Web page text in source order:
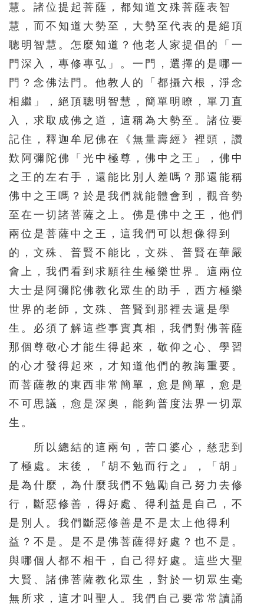
慧。諸位提起菩薩，都知道文殊菩薩表智
慧，而不知道大勢至，大勢至代表的是絕頂
聰明智慧。怎麼知道？他老人家提倡的「一
門深入，專修專弘」。一門，選擇的是哪一
門？念佛法門。他教人的「都攝六根，淨念
相繼」，絕頂聰明智慧，簡單明瞭，單刀直
入，求取成佛之道，這稱為大勢至。諸位要
記住，釋迦牟尼佛在《無量壽經》裡頭，讚
歎阿彌陀佛「光中極尊，佛中之王」，佛中
之王的左右手，還能比別人差嗎？那還能稱
佛中之王嗎？於是我們就能體會到，觀音勢
至在一切諸菩薩之上。佛是佛中之王，他們
兩位是菩薩中之王，這我們可以想像得到
的，文殊、普賢不能比，文殊、普賢在華嚴
會上，我們看到求願往生極樂世界。這兩位
大士是阿彌陀佛教化眾生的助手，西方極樂
世界的老師，文殊、普賢到那裡去還是學
生。必須了解這些事實真相，我們對佛菩薩
那個尊敬心才能生得起來，敬仰之心、學習
的心才發得起來，才知道他們的教誨重要。
而菩薩教的東西非常簡單，愈是簡單，愈是
不可思議，愈是深奧，能夠普度法界一切眾
生。
所以總結的這兩句，苦口婆心，慈悲到
了極處。末後，『胡不勉而行之』，「胡」
是為什麼，為什麼我們不勉勵自己努力去修
行，斷惡修善，得好處、得利益是自己，不
是別人。我們斷惡修善是不是太上他得利
益？不是。是不是佛菩薩得好處？也不是。
與哪個人都不相干，自己得好處。這些大聖
大賢、諸佛菩薩教化眾生，對於一切眾生毫
無所求，這才叫聖人。我們自己要常常讀誦